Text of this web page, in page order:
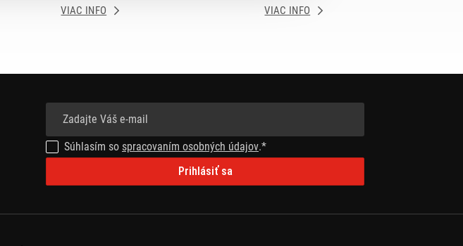
VIAC INFO VIAC INFO
Súhlasím so spracovaním osobných údajov.*
Prihlásiť sa